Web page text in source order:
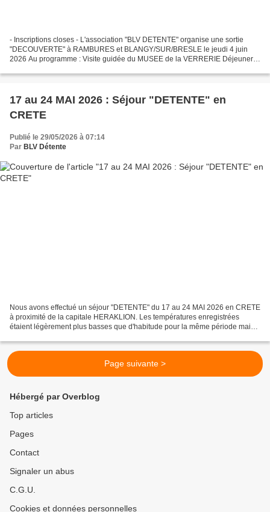
- Inscriptions closes - L'association "BLV DETENTE" organise une sortie
"DECOUVERTE" à RAMBURES et BLANGY/SUR/BRESLE le jeudi 4 juin
2026 Au programme : Visite guidée du MUSEE de la VERRERIE Déjeuner
17 au 24 MAI 2026 : Séjour "DETENTE" en
CRETE
Publié le 29/05/2026 à 07:14
Par BLV Détente
Nous avons effectué un séjour "DETENTE" du 17 au 24 MAI 2026 en CRETE
à proximité de la capitale HERAKLION. Les températures enregistrées
étaient légèrement plus basses que d'habitude pour la même période mais
Page suivante >
Hébergé par Overblog
Top articles
Pages
Contact
Signaler un abus
C.G.U.
Cookies et données personnelles